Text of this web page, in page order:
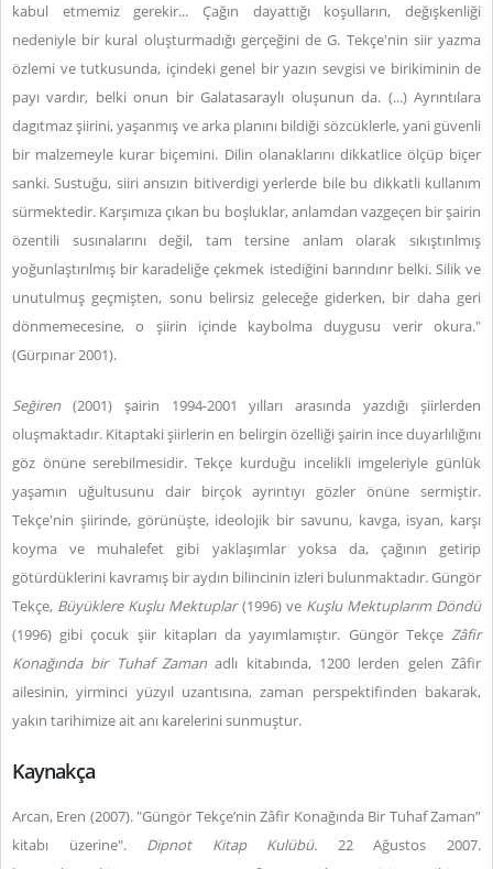
kabul etmemiz gerekir... Çağın dayattığı koşulların, değışkenliği
nedeniyle bir kural oluşturmadığı gerçeğini de G. Tekçe'nin siir yazma
özlemi ve tutkusunda, içindeki genel bir yazın sevgisi ve birikiminin de
payı vardır, belki onun bir Galatasaraylı oluşunun da. (...) Ayrıntılara
dagıtmaz şiirini, yaşanmış ve arka planını bildiği sözcüklerle, yani güvenli
bir malzemeyle kurar biçemini. Dilin olanaklarını dikkatlice ölçüp biçer
sanki. Sustuğu, siiri ansızın bitiverdigi yerlerde bile bu dikkatli kullanım
sürmektedir. Karşımıza çıkan bu boşluklar, anlamdan vazgeçen bir şairin
özentili susınalarını değil, tam tersine anlam olarak sıkıştınlmış
yoğunlaştırılmış bir karadeliğe çekmek istediğini barındınr belki. Silik ve
unutulmuş geçmişten, sonu belirsiz geleceğe giderken, bir daha geri
dönmemecesine, o şiirin içinde kaybolma duygusu verir okura."
(Gürpınar 2001).
Seğiren (2001) şairin 1994-2001 yılları arasında yazdığı şiirlerden
oluşmaktadır. Kitaptaki şiirlerin en belirgin özelliği şairin ince duyarlılığını
göz önüne serebilmesidir. Tekçe kurduğu incelikli imgeleriyle günlük
yaşamın uğultusunu dair birçok ayrıntıyı gözler önüne sermiştir.
Tekçe'nin şiirinde, görünüşte, ideolojik bir savunu, kavga, isyan, karşı
koyma ve muhalefet gibi yaklaşımlar yoksa da, çağının getirip
götürdüklerini kavramış bir aydın bilincinin izleri bulunmaktadır. Güngör
Tekçe, Büyüklere Kuşlu Mektuplar(1996) ve Kuşlu Mektuplarım Döndü
(1996) gibi çocuk şiir kitapları da yayımlamıştır. Güngör Tekçe Zâfir
Konağında bir Tuhaf Zaman adlı kitabında, 1200 lerden gelen Zâfir
ailesinin, yirminci yüzyıl uzantısına, zaman perspektifinden bakarak,
yakın tarihimize ait anı karelerini sunmuştur.
Kaynakça
Arcan, Eren (2007). "Güngör Tekçe’nin Zâfir Konağında Bir Tuhaf Zaman”
kitabı üzerine". Dipnot Kitap Kulübü. 22 Ağustos 2007.